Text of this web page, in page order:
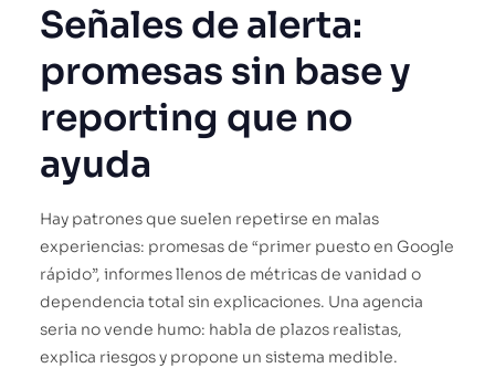
Señales de alerta:
promesas sin base y
reporting que no
ayuda
Hay patrones que suelen repetirse en malas
experiencias: promesas de “primer puesto en Google
rápido”, informes llenos de métricas de vanidad o
dependencia total sin explicaciones. Una agencia
seria no vende humo: habla de plazos realistas,
explica riesgos y propone un sistema medible.